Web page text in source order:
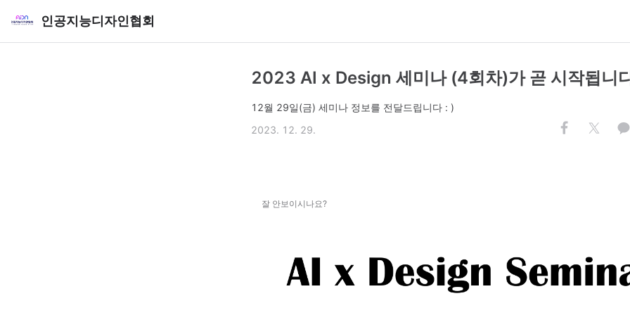
인공지능디자인협회
2023 AI x Design 세미나 (4회차)가 곧 시작됩니
12월 29일(금) 세미나 정보를 전달드립니다 : )
2023. 12. 29.
잘 안보이시나요?